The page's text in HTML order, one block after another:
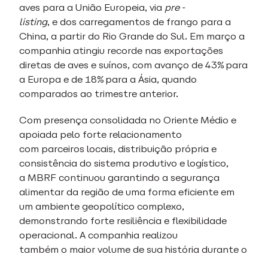
aves para a União Europeia, via pre-
listing, e dos carregamentos de frango para a
China, a partir do Rio Grande do Sul. Em março a
companhia atingiu recorde nas exportações
diretas de aves e suínos, com avanço de 43% para
a Europa e de 18% para a Ásia, quando
comparados ao trimestre anterior.
Com presença consolidada no Oriente Médio e
apoiada pelo forte relacionamento
com parceiros locais, distribuição própria e
consistência do sistema produtivo e logístico,
a MBRF continuou garantindo a segurança
alimentar da região de uma forma eficiente em
um ambiente geopolítico complexo,
demonstrando forte resiliência e flexibilidade
operacional. A companhia realizou
também o maior volume de sua história durante o